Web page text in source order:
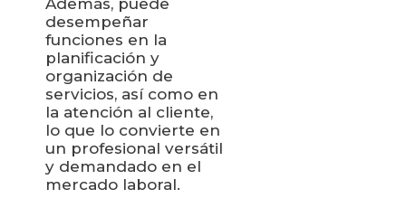
desempeñar
funciones en la
planificación y
organización de
servicios, así como en
la atención al cliente,
lo que lo convierte en
un profesional versátil
y demandado en el
mercado laboral.